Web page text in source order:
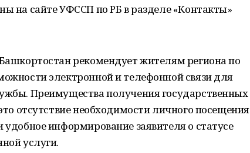
на сайте УФССП по РБ в разделе «Контакты»
рекомендует жителям региона по
электронной и телефонной связи для
Преимущества получения государственных
отсутствие необходимости личного посещения
информирование заявителя о статусе
услуги.